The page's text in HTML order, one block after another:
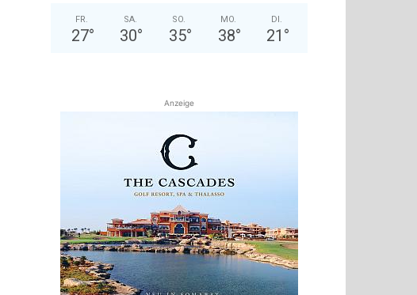
FR.
27°
SA.
30°
SO.
35°
MO.
38°
DI.
21 °
Anzeige